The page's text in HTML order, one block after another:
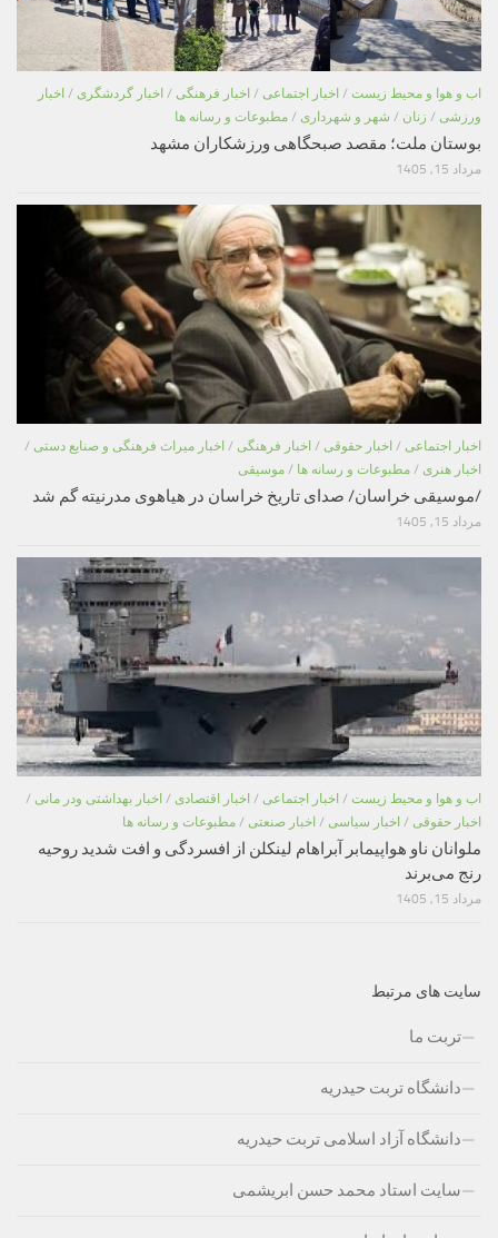
اب و هوا و محیط زیست / اخبار اجتماعی / اخبار فرهنگی / اخبار گردشگری / اخبار
ورزشی / زنان / شهر و شهرداری / مطبوعات و رسانه ها
بوستان ملت؛ مقصد صبحگاهی ورزشکاران مشهد
مرداد 15, 1405
اخبار اجتماعی / اخبار حقوقی / اخبار فرهنگی / اخبار میراث فرهنگی و صنایع دستی /
اخبار هنری / مطبوعات و رسانه ها / موسیقی
/موسیقی خراسان/ صدای تاریخ خراسان در هیاهوی مدرنیته گم شد
مرداد 15, 1405
اب و هوا و محیط زیست / اخبار اجتماعی / اخبار اقتصادی / اخبار بهداشتی ودر مانی /
اخبار حقوقی / اخبار سیاسی / اخبار صنعتی / مطبوعات و رسانه ها
ملوانان ناو هواپیمابر آبراهام لینکلن از افسردگی و افت شدید روحیه
رنج می‌برند
مرداد 15, 1405
سایت های مرتبط
تربت ما
دانشگاه تربت حیدریه
دانشگاه آزاد اسلامی تربت حیدریه
سایت استاد محمد حسن ابریشمی